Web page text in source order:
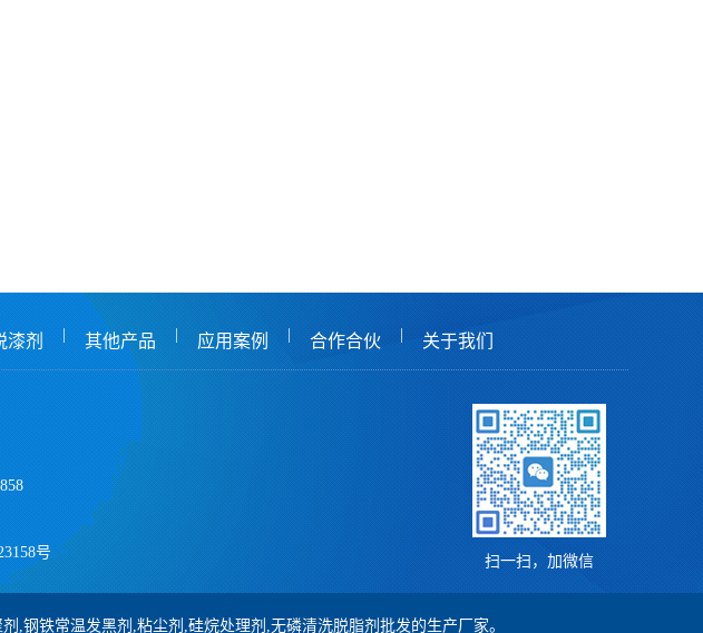
漆剂 其他产品 应用案例 合作合伙 关于我们
号
扫一扫，加微信
,钢铁常温发黑剂,粘尘剂,硅烷处理剂,无磷清洗脱脂剂批发的生产厂家。